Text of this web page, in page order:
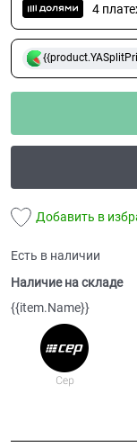
4
Добавить в
Есть в наличии
Наличие на складе
{{item.Name}}